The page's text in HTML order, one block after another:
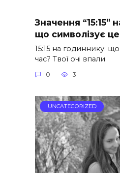
Значення “15:15”
що символізує
15:15 на годиннику:
час? Твої очі впали
0 3
UNCATEGORIZED